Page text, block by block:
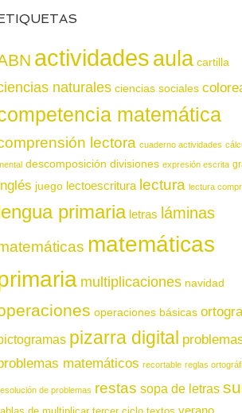
actividadesaula cartilla
naturales ciencias sociales
matemática
lectora cuaderno actividades
descomposición divisiones expresión escrita
juego lectoescritura lectura lectura
primaria letras láminas
matemáticas
multiplicaciones navidad
operaciones básicas
pizarra digital
matemáticos recortable reglas
de problemas restas sopa de letras